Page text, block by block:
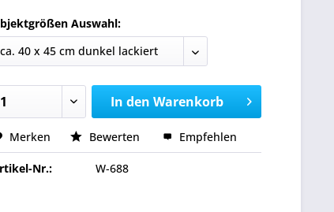
Auswahl:
In den Warenkorb
Merken Bewerten Empfehlen
Nr.: W-688